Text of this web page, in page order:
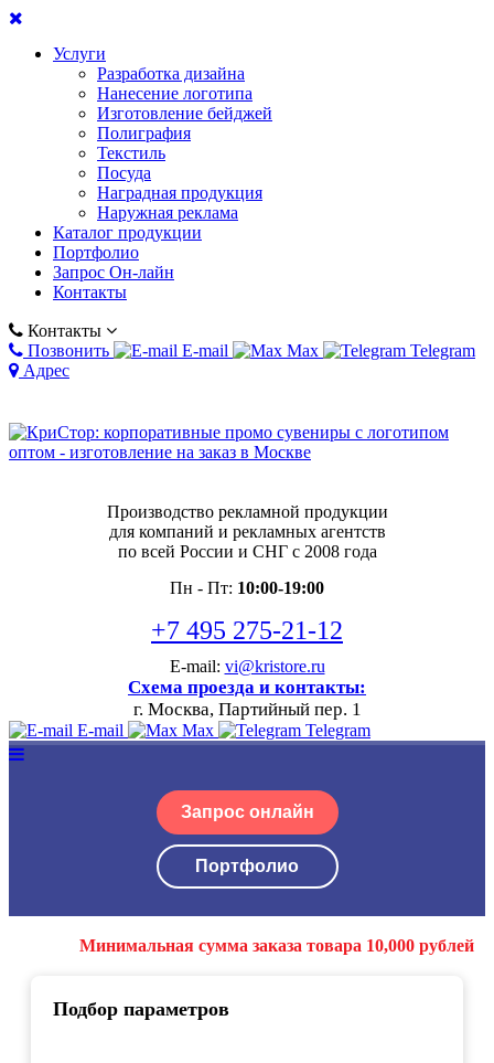
Услуги
Разработка дизайна
Нанесение логотипа
Изготовление бейджей
Полиграфия
Текстиль
Посуда
Наградная продукция
Наружная реклама
Каталог продукции
Портфолио
Запрос Он-лайн
Контакты
Контакты
Позвонить
E-mail Max
Telegram
Адрес
Производство рекламной продукции
для компаний и рекламных агентств
по всей России и СНГ с 2008 года
Пн - Пт: 10:00-19:00
+7 495 275-21-12
E-mail: vi@kristore.ru
Схема проезда и контакты:
г. Москва, Партийный пер. 1
E-mail Max Telegram
Запрос онлайн
Портфолио
Минимальная сумма заказа товара 10,000 рублей
Подбор параметров